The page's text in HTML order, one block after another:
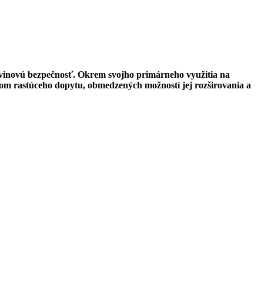
bezpečnosť. Okrem svojho primárneho využitia na
rastúceho dopytu, obmedzených možností jej rozširovania a